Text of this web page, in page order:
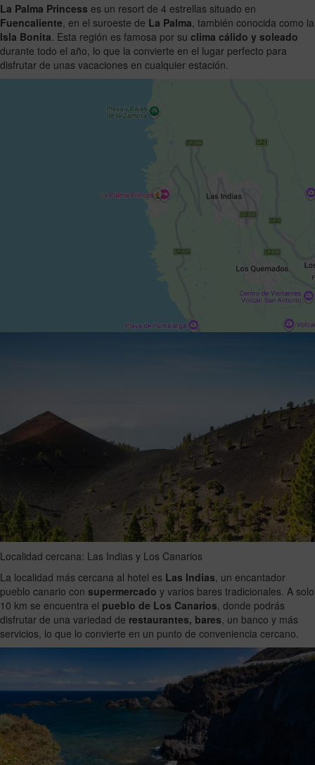
La Palma Princess es un resort de 4 estrellas situado en
Fuencaliente , en el suroeste de La Palma , también conocida como la
Isla Bonita . Esta región es famosa por su clima cálido y soleado
durante todo el año, lo que la convierte en el lugar perfecto para
disfrutar de unas vacaciones en cualquier estación.
Localidad cercana: Las Indias y Los Canarios
La localidad más cercana al hotel es Las Indias, un encantador
pueblo canario con supermercado y varios bares tradicionales. A solo
10 km se encuentra el pueblo de Los Canarios, donde podrás
disfrutar de una variedad de restaurantes, bares, un banco y más
servicios, lo que lo convierte en un punto de conveniencia cercano.